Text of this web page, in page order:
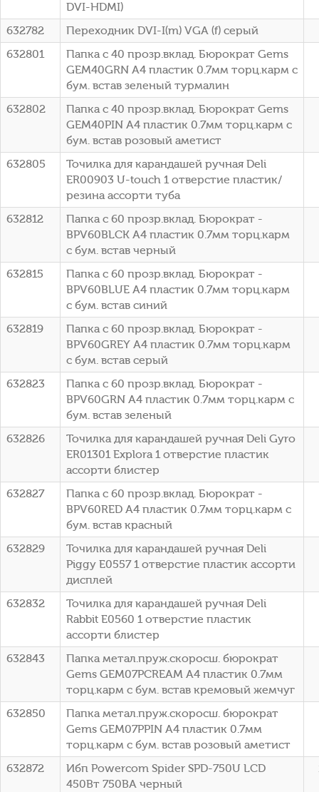
DVI-HDMI)
632782
Переходник DVI-I(m) VGA (f) серый
632801
Папка с 40 прозр.вклад. Бюрократ Gems
GEM40GRN A4 пластик 0.7мм торц.карм с
бум. встав зеленый турмалин
632802
Папка с 40 прозр.вклад. Бюрократ Gems
GEM40PIN A4 пластик 0.7мм торц.карм с
бум. встав розовый аметист
632805
Точилка для карандашей ручная Deli
ER00903 U-touch 1 отверстие пластик/
резина ассорти туба
632812
Папка с 60 прозр.вклад. Бюрократ -
BPV60BLCK A4 пластик 0.7мм торц.карм
с бум. встав черный
632815
Папка с 60 прозр.вклад. Бюрократ -
BPV60BLUE A4 пластик 0.7мм торц.карм
с бум. встав синий
632819
Папка с 60 прозр.вклад. Бюрократ -
BPV60GREY A4 пластик 0.7мм торц.карм
с бум. встав серый
632823
Папка с 60 прозр.вклад. Бюрократ -
BPV60GRN A4 пластик 0.7мм торц.карм с
бум. встав зеленый
632826
Точилка для карандашей ручная Deli Gyro
ER01301 Explora 1 отверстие пластик
ассорти блистер
632827
Папка с 60 прозр.вклад. Бюрократ -
BPV60RED A4 пластик 0.7мм торц.карм с
бум. встав красный
632829
Точилка для карандашей ручная Deli
Piggy E0557 1 отверстие пластик ассорти
дисплей
632832
Точилка для карандашей ручная Deli
Rabbit E0560 1 отверстие пластик
ассорти блистер
632843
Папка метал.пруж.скоросш. бюрократ
Gems GEM07PCREAM A4 пластик 0.7мм
торц.карм с бум. встав кремовый жемчуг
632850
Папка метал.пруж.скоросш. бюрократ
Gems GEM07PPIN A4 пластик 0.7мм
торц.карм с бум. встав розовый аметист
632872
Ибп Powercom Spider SPD-750U LCD
450Вт 750ВА черный